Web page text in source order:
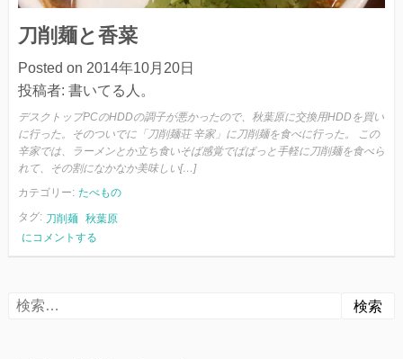
刀削麺と香菜
Posted on 2014年10月20日
投稿者: 書いてる人。
デスクトップPCのHDDの調子が悪かったので、秋葉原に交換用HDDを買い
に行った。そのついでに「刀削麺荘 辛家」に刀削麺を食べに行った。 この
辛家では、ラーメンとか立ち食いそば感覚でぱぱっと手軽に刀削麺を食べら
れて、その割になかなか美味しい[…]
カテゴリー: たべもの
タグ: 刀削麺 秋葉原
刀
削
香
にコメントする
検